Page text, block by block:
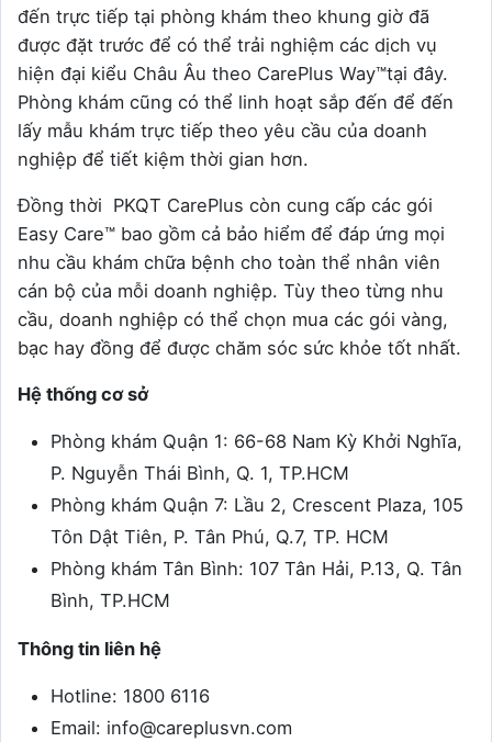
đến trực tiếp tại phòng khám theo khung giờ đã
được đặt trước để có thể trải nghiệm các dịch vụ
hiện đại kiểu Châu Âu theo CarePlus Way™tại đây.
Phòng khám cũng có thể linh hoạt sắp đến để đến
lấy mẫu khám trực tiếp theo yêu cầu của doanh
nghiệp để tiết kiệm thời gian hơn.
Đồng thời PKQT CarePlus còn cung cấp các gói
Easy Care™ bao gồm cả bảo hiểm để đáp ứng mọi
nhu cầu khám chữa bệnh cho toàn thể nhân viên
cán bộ của mỗi doanh nghiệp. Tùy theo từng nhu
cầu, doanh nghiệp có thể chọn mua các gói vàng,
bạc hay đồng để được chăm sóc sức khỏe tốt nhất.
Hệ thống cơ sở
Phòng khám Quận 1: 66-68 Nam Kỳ Khởi Nghĩa,
P. Nguyễn Thái Bình, Q. 1, TP.HCM
Phòng khám Quận 7: Lầu 2, Crescent Plaza, 105
Tôn Dật Tiên, P. Tân Phú, Q.7, TP. HCM
Phòng khám Tân Bình: 107 Tân Hải, P.13, Q. Tân
Bình, TP.HCM
Thông tin liên hệ
Hotline: 1800 6116
Email: info@careplusvn.com